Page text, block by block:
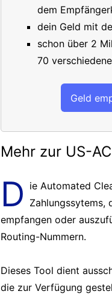
dem
dein Geld mit
schon über 2
70
Geld
Mehr zur US-
D ie Automated
Zahlungssytems,
empfangen oder
Routing-Nummern.
Dieses Tool dient
die zur Verfügung